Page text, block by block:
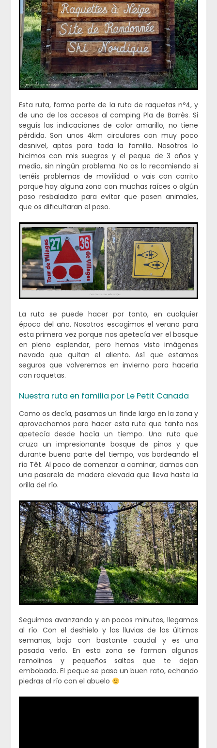
Esta ruta, forma parte de la ruta de raquetas nº4, y
de uno de los accesos al camping Pla de Barrès. Si
seguís las indicaciones de color amarillo, no tiene
pérdida. Son unos 4km circulares con muy poco
desnivel, aptos para toda la familia. Nosotros lo
hicimos con mis suegros y el peque de 3 años y
medio, sin ningún problema. No os la recomiendo si
tenéis problemas de movilidad o vais con carrito
porque hay alguna zona con muchas raíces o algún
paso resbaladizo para evitar que pasen animales,
que os dificultaran el paso.
La ruta se puede hacer por tanto, en cualquier
época del año. Nosotros escogimos el verano para
esta primera vez porque nos apetecía ver el bosque
en pleno esplendor, pero hemos visto imágenes
nevado que quitan el aliento. Así que estamos
seguros que volveremos en invierno para hacerla
con raquetas.
Nuestra ruta en familia por Le Petit Canada
Como os decía, pasamos un finde largo en la zona y
aprovechamos para hacer esta ruta que tanto nos
apetecía desde hacía un tiempo. Una ruta que
cruza un impresionante bosque de pinos y que
durante buena parte del tiempo, vas bordeando el
río Têt. Al poco de comenzar a caminar, damos con
una pasarela de madera elevada que lleva hasta la
orilla del río.
Seguimos avanzando y en pocos minutos, llegamos
al río. Con el deshielo y las lluvias de las últimas
semanas, baja con bastante caudal y es una
pasada verlo. En esta zona se forman algunos
remolinos y pequeños saltos que te dejan
embobado. El peque se pasa un buen rato, echando
piedras al río con el abuelo